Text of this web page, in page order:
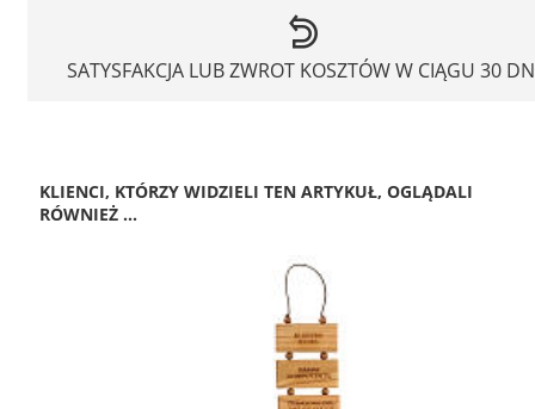
SATYSFAKCJA LUB ZWROT KOSZTÓW W CIĄGU 30
KLIENCI, KTÓRZY WIDZIELI TEN ARTYKUŁ, OGLĄDALI
RÓWNIEŻ ...